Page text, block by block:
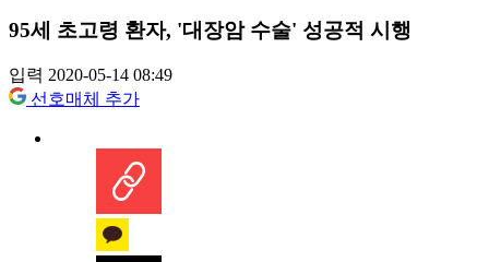
95세 초고령 환자, '대장암 수술' 성공적 시행
입력 2020-05-14 08:49
선호매체 추가